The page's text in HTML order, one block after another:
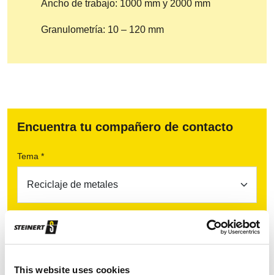
This website uses cookies
Ancho de trabajo: 1000 mm y 2000 mm
Granulometría: 10 – 120 mm
Encuentra tu compañero de contacto
Tema *
Continente / región *